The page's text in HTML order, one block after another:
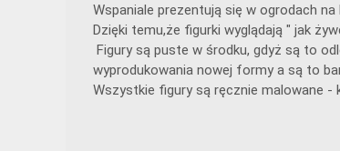
Wspaniale prezentują się w ogrodach
Dzięki temu,że figurki wyglądają " jak
Figury są puste w środku, gdyż są to
wyprodukowania nowej formy a są to
Wszystkie figury są ręcznie malowane